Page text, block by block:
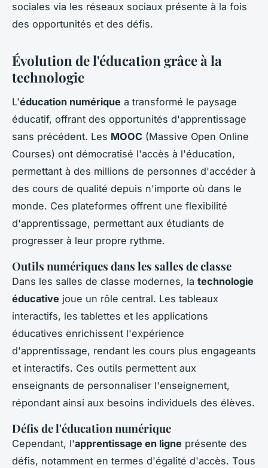
sociales via les réseaux sociaux présente à la fois
des opportunités et des défis.
Évolution de l'éducation grâce à la
technologie
L'éducation numérique a transformé le paysage
éducatif, offrant des opportunités d'apprentissage
sans précédent. Les MOOC (Massive Open Online
Courses) ont démocratisé l'accès à l'éducation,
permettant à des millions de personnes d'accéder à
des cours de qualité depuis n'importe où dans le
monde. Ces plateformes offrent une flexibilité
d'apprentissage, permettant aux étudiants de
progresser à leur propre rythme.
Outils numériques dans les salles de classe
Dans les salles de classe modernes, la technologie
éducative joue un rôle central. Les tableaux
interactifs, les tablettes et les applications
éducatives enrichissent l'expérience
d'apprentissage, rendant les cours plus engageants
et interactifs. Ces outils permettent aux
enseignants de personnaliser l'enseignement,
répondant ainsi aux besoins individuels des élèves.
Défis de l'éducation numérique
Cependant, l'apprentissage en ligne présente des
défis, notamment en termes d'égalité d'accès. Tous